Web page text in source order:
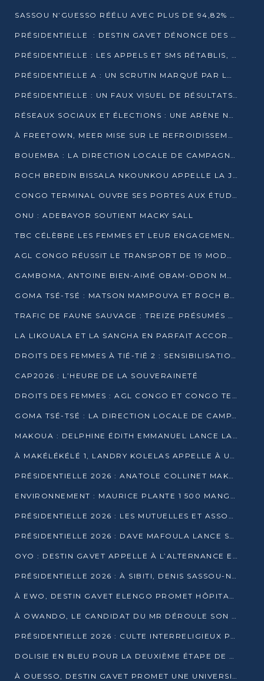
SASSOU N’GUESSO RÉÉLU AVEC PLUS DE 94,82% DES VOIX
PRÉSIDENTIELLE : DESTIN GAVET DÉNONCE DES IRRÉGULARITÉS ET REVENDIQUE LA VICTOIRE
PRÉSIDENTIELLE : LES APPELS ET SMS RÉTABLIS, INTERNET RESTE BLOQUÉ
PRÉSIDENTIELLE A : UN SCRUTIN MARQUÉ PAR LA COUPURE D’INTERNET ET UNE AFFLUENCE TIMIDE À BRAZZAVILLE
PRÉSIDENTIELLE : UN FAUX VISUEL DE RÉSULTATS CIRCULE
RÉSEAUX SOCIAUX ET ÉLECTIONS : UNE ARÈNE NUMÉRIQUE EN PLEINE MUTATION AU CONGO
À FREETOWN, MEER MISE SUR LE REFROIDISSEMENT PASSIF FACE À LA CHALEUR EXTRÊME
BOUEMBA : LA DIRECTION LOCALE DE CAMPAGNE DE DENIS SASSOU N’GUESSO MULTIPLIE LES ACTIVITÉS DE MOBILISATION
ROCH BREDIN BISSALA NKOUNKOU APPELLE LA JEUNESSE DE GOMA TSÉ-TSÉ À UN VOTE MASSIF POUR DENIS SASSOU NGUESSO
CONGO TERMINAL OUVRE SES PORTES AUX ÉTUDIANTS EN TRANSPORT ET LOGISTIQUE
ONU : ADEBAYOR SOUTIENT MACKY SALL
TBC CÉLÈBRE LES FEMMES ET LEUR ENGAGEMENT À L’OCCASION DU 8 MARS
AGL CONGO RÉUSSIT LE TRANSPORT DE 19 MODULES HORS GABARIT ENTRE POINTE-NOIRE ET BRAZZAVILLE
GAMBOMA, ANTOINE BIEN-AIMÉ OBAM-ODON MOBILISE LES 32 148 ÉLECTEURS EN FAVEUR DE DENIS SASSOU NGUESSO
GOMA TSÉ-TSÉ : MATSON MAMPOUYA ET ROCH BREDIN BISSALA NKOUNKOU EN CAMPAGNE DE PROXIMITÉ
TRAFIC DE FAUNE SAUVAGE : TREIZE PRÉSUMÉS TRAFIQUANTS INTERPELLÉS AU CONGO EN 2025
LA LIKOUALA ET LA SANGHA EN PARFAIT ACCORD AVEC LE PROJET DE SOCIÉTÉ DU CANDIDAT DENIS SASSOU-N’GUESSO
DROITS DES FEMMES À TIÉ-TIÉ 2 : SENSIBILISATION ET PÉDAGOGIE SUR LE DROIT DE VOTE
CAP2026 : L’HEURE DE LA SOUVERAINETÉ
DROITS DES FEMMES : AGL CONGO ET CONGO TERMINAL METTENT EN AVANT LE LEADERSHIP FÉMININ
GOMA TSÉ-TSÉ : LA DIRECTION LOCALE DE CAMPAGNE INTENSIFIE LA SENSIBILISATION DANS LES VILLAGES
MAKOUA : DELPHINE ÉDITH EMMANUEL LANCE LA CAMPAGNE POUR DENIS SASSOU-N’GUESSO
À MAKÉLÉKÉLÉ 1, LANDRY KOLELAS APPELLE À UNE MOBILISATION MASSIVE EN FAVEUR DE DENIS SASSOU-N’GUESSO
PRÉSIDENTIELLE 2026 : ANATOLE COLLINET MAKOSSO DÉFEND LE PROJET DE SOCIÉTÉ DE DENIS SASSOU NGUESSO
ENVIRONNEMENT : MAURICE PLANTE 1 500 MANGROVES POUR HONORER WANGARI MAATHAI
PRÉSIDENTIELLE 2026 : LES MUTUELLES ET ASSOCIATIONS S’IMPLIQUENT DANS LA CAMPAGNE ÉLECTORALE À TIÉ-TIÉ 2 (POINTE-NOIRE)
PRÉSIDENTIELLE 2026 : DAVE MAFOULA LANCE SA « VAGUE DU NOUVEAU DÉPART » À IMPFONDO
OYO : DESTIN GAVET APPELLE À L’ALTERNANCE ET À LA RESPONSABILITÉ DE LA JEUNESSE
PRÉSIDENTIELLE 2026 : À SIBITI, DENIS SASSOU-N’GUESSO PARIE SUR LES RESSOURCES DE LA LEKOUMOU
À EWO, DESTIN GAVET ELENGO PROMET HÔPITAL, CHEMIN DE FER ET AUDIT DES FINANCES PUBLIQUES
À OWANDO, LE CANDIDAT DU MR DÉROULE SON PROGRAMME DE “CHANGEMENT”
PRÉSIDENTIELLE 2026 : CULTE INTERRELIGIEUX POUR LA PAIX À OUENZÉ
DOLISIE EN BLEU POUR LA DEUXIÈME ÉTAPE DE CAMPAGNE DE DSN
À OUESSO, DESTIN GAVET PROMET UNE UNIVERSITÉ POUR LA SANGHA